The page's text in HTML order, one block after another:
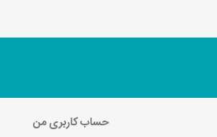
حساب کاربری من